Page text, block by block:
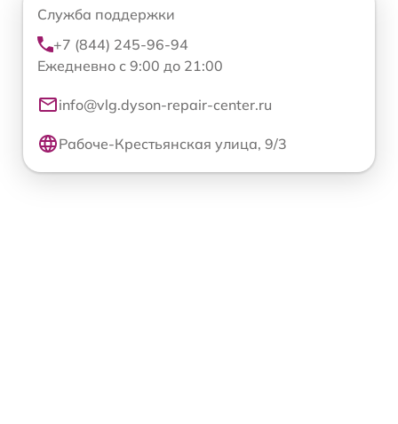
Служба поддержки
+7 (844) 245-96-94
Ежедневно с 9:00 до 21:00
info@vlg.dyson-repair-center.ru
Рабоче-Крестьянская улица, 9/3